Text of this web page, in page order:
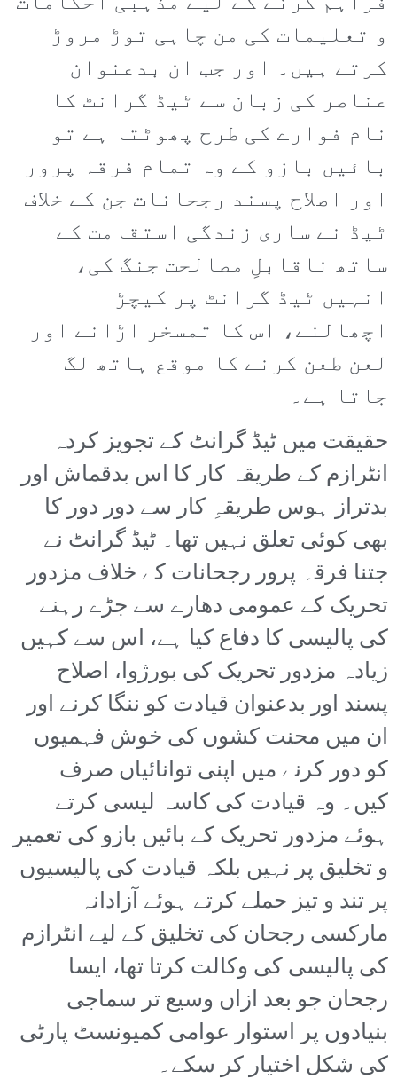
و تعلیمات کی من چاہی توڑ مروڑ
کرتے ہیں۔ اور جب ان بدعنوان
عناصر کی زبان سے ٹیڈ گرانٹ کا
نام فوارے کی طرح پھوٹتا ہے تو
بائیں بازو کے وہ تمام فرقہ پرور
اور اصلاح پسند رجحانات جن کے خلاف
ٹیڈ نے ساری زندگی استقامت کے
ساتھ ناقابلِ مصالحت جنگ کی،
انہیں ٹیڈ گرانٹ پر کیچڑ
اچھالنے، اس کا تمسخر اڑانے اور
لعن طعن کرنے کا موقع ہاتھ لگ
جاتا ہے۔
حقیقت میں ٹیڈ گرانٹ کے تجویز کردہ
انٹرازم کے طریقہ کار کا اس بدقماش اور
بدتراز ہوس طریقہِ کار سے دور دور کا
بھی کوئی تعلق نہیں تھا۔ ٹیڈ گرانٹ نے
جتنا فرقہ پرور رجحانات کے خلاف مزدور
تحریک کے عمومی دھارے سے جڑے رہنے
کی پالیسی کا دفاع کیا ہے، اس سے کہیں
زیادہ مزدور تحریک کی بورژوا، اصلاح
پسند اور بدعنوان قیادت کو ننگا کرنے اور
ان میں محنت کشوں کی خوش فہمیوں
کو دور کرنے میں اپنی توانائیاں صرف
کیں۔ وہ قیادت کی کاسہ لیسی کرتے
ہوئے مزدور تحریک کے بائیں بازو کی تعمیر
و تخلیق پر نہیں بلکہ قیادت کی پالیسیوں
پر تند و تیز حملے کرتے ہوئے آزادانہ
مارکسی رجحان کی تخلیق کے لیے انٹرازم
کی پالیسی کی وکالت کرتا تھا، ایسا
رجحان جو بعد ازاں وسیع تر سماجی
بنیادوں پر استوار عوامی کمیونسٹ پارٹی
کی شکل اختیار کر سکے۔